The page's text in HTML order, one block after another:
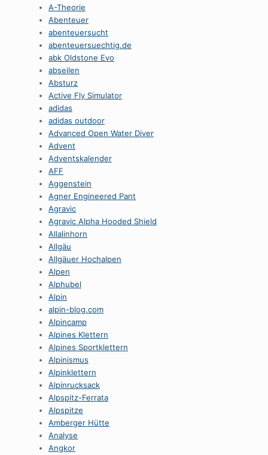
A-Theorie
Abenteuer
abenteuersucht
abenteuersuechtig.de
abk Oldstone Evo
abseilen
Absturz
Active Fly Simulator
adidas
adidas outdoor
Advanced Open Water Diver
Advent
Adventskalender
AFF
Aggenstein
Agner Engineered Pant
Agravic
Agravic Alpha Hooded Shield
Allalinhorn
Allgäu
Allgäuer Hochalpen
Alpen
Alphubel
Alpin
alpin-blog.com
Alpincamp
Alpines Klettern
Alpines Sportklettern
Alpinismus
Alpinklettern
Alpinrucksack
Alpspitz-Ferrata
Alpspitze
Amberger Hütte
Analyse
Angkor